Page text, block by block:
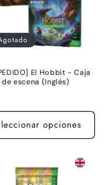
El Hobbit - Caja
de escena (Inglés)
opciones